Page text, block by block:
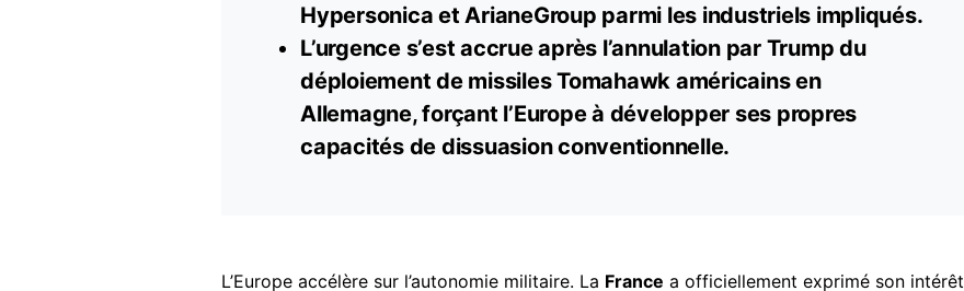
Hypersonica et ArianeGroup parmi les industriels impliqués.
L’urgence s’est accrue après l’annulation par Trump du
déploiement de missiles Tomahawk américains en
Allemagne, forçant l’Europe à développer ses propres
capacités de dissuasion conventionnelle.
L’Europe accélère sur l’autonomie militaire. La France a officiellement exprimé son intérêt